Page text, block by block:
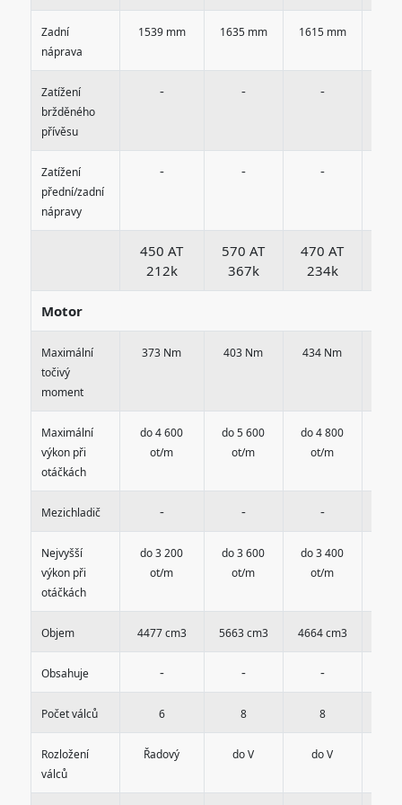
Zadní
náprava
1539 mm 1635 mm 1615 mm
Zatížení
bržděného
přívěsu
- - -
Zatížení
přední/zadní
nápravy
- - -
450 AT
212k
570 AT
367k
470 AT
234k
Motor
Maximální
točivý
moment
373 Nm 403 Nm 434 Nm
Maximální
výkon při
otáčkách
do 4 600
ot/m
do 5 600
ot/m
do 4 800
ot/m
Mezichladič - - -
Nejvyšší
výkon při
otáčkách
do 3 200
ot/m
do 3 600
ot/m
do 3 400
ot/m
Objem 4477 cm3 5663 cm3 4664 cm3
Obsahuje - - -
Počet válců 6 8 8
Rozložení
válců
Řadový do V do V